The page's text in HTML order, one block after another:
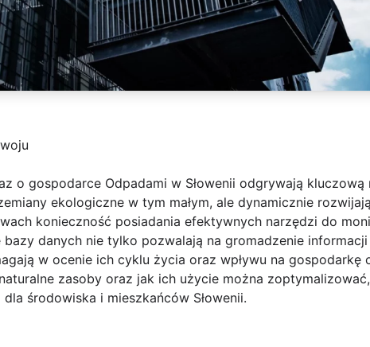
o gospodarce Odpadami w Słowenii odgrywają kluczową
ekologiczne w tym małym, ale dynamicznie
konieczność posiadania efektywnych narzędzi do
bazy danych nie tylko pozwalają na gromadzenie
w ocenie ich cyklu życia oraz wpływu na gospodarkę
zasoby oraz jak ich użycie można
środowiska i mieszkańców Słowenii.